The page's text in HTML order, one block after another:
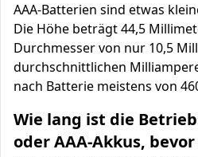
AAA-Batterien sind etwas
Die Höhe beträgt 44,5
Durchmesser von nur 10,5
durchschnittlichen
nach Batterie meistens von
Wie lang ist die
oder AAA-Akkus,